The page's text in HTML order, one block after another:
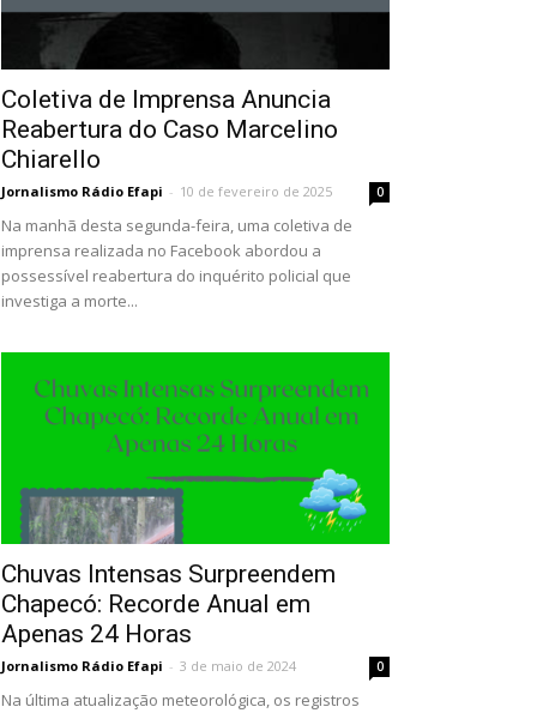
Coletiva de Imprensa Anuncia
Reabertura do Caso Marcelino
Chiarello
Jornalismo Rádio Efapi - 10 de fevereiro de 2025 0
Na manhã desta segunda-feira, uma coletiva de
imprensa realizada no Facebook abordou a
possessível reabertura do inquérito policial que
investiga a morte...
Chuvas Intensas Surpreendem
Chapecó: Recorde Anual em
Apenas 24 Horas
Jornalismo Rádio Efapi - 3 de maio de 2024 0
Na última atualização meteorológica, os registros